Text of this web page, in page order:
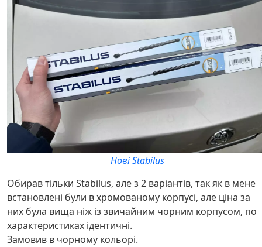
Нові Stabilus
Обирав тільки Stabilus, але з 2 варіантів, так як в мене
встановлені були в хромованому корпусі, але ціна за
них була вища ніж із звичайним чорним корпусом, по
характеристиках ідентичні.
Замовив в чорному кольорі.